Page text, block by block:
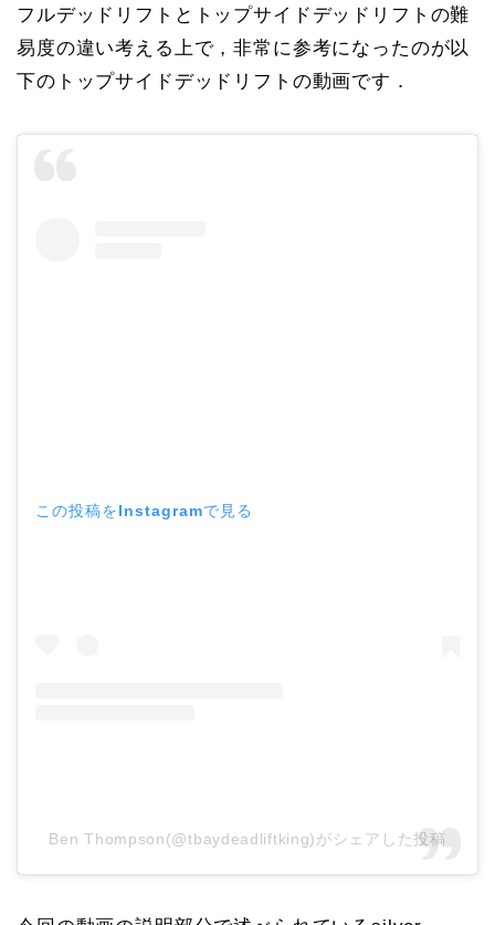
フルデッドリフトとトップサイドデッドリフトの難
易度の違い考える上で，非常に参考になったのが以
下のトップサイドデッドリフトの動画です．
この投稿をInstagramで見る
Ben Thompson(@tbaydeadliftking)がシェアした投稿